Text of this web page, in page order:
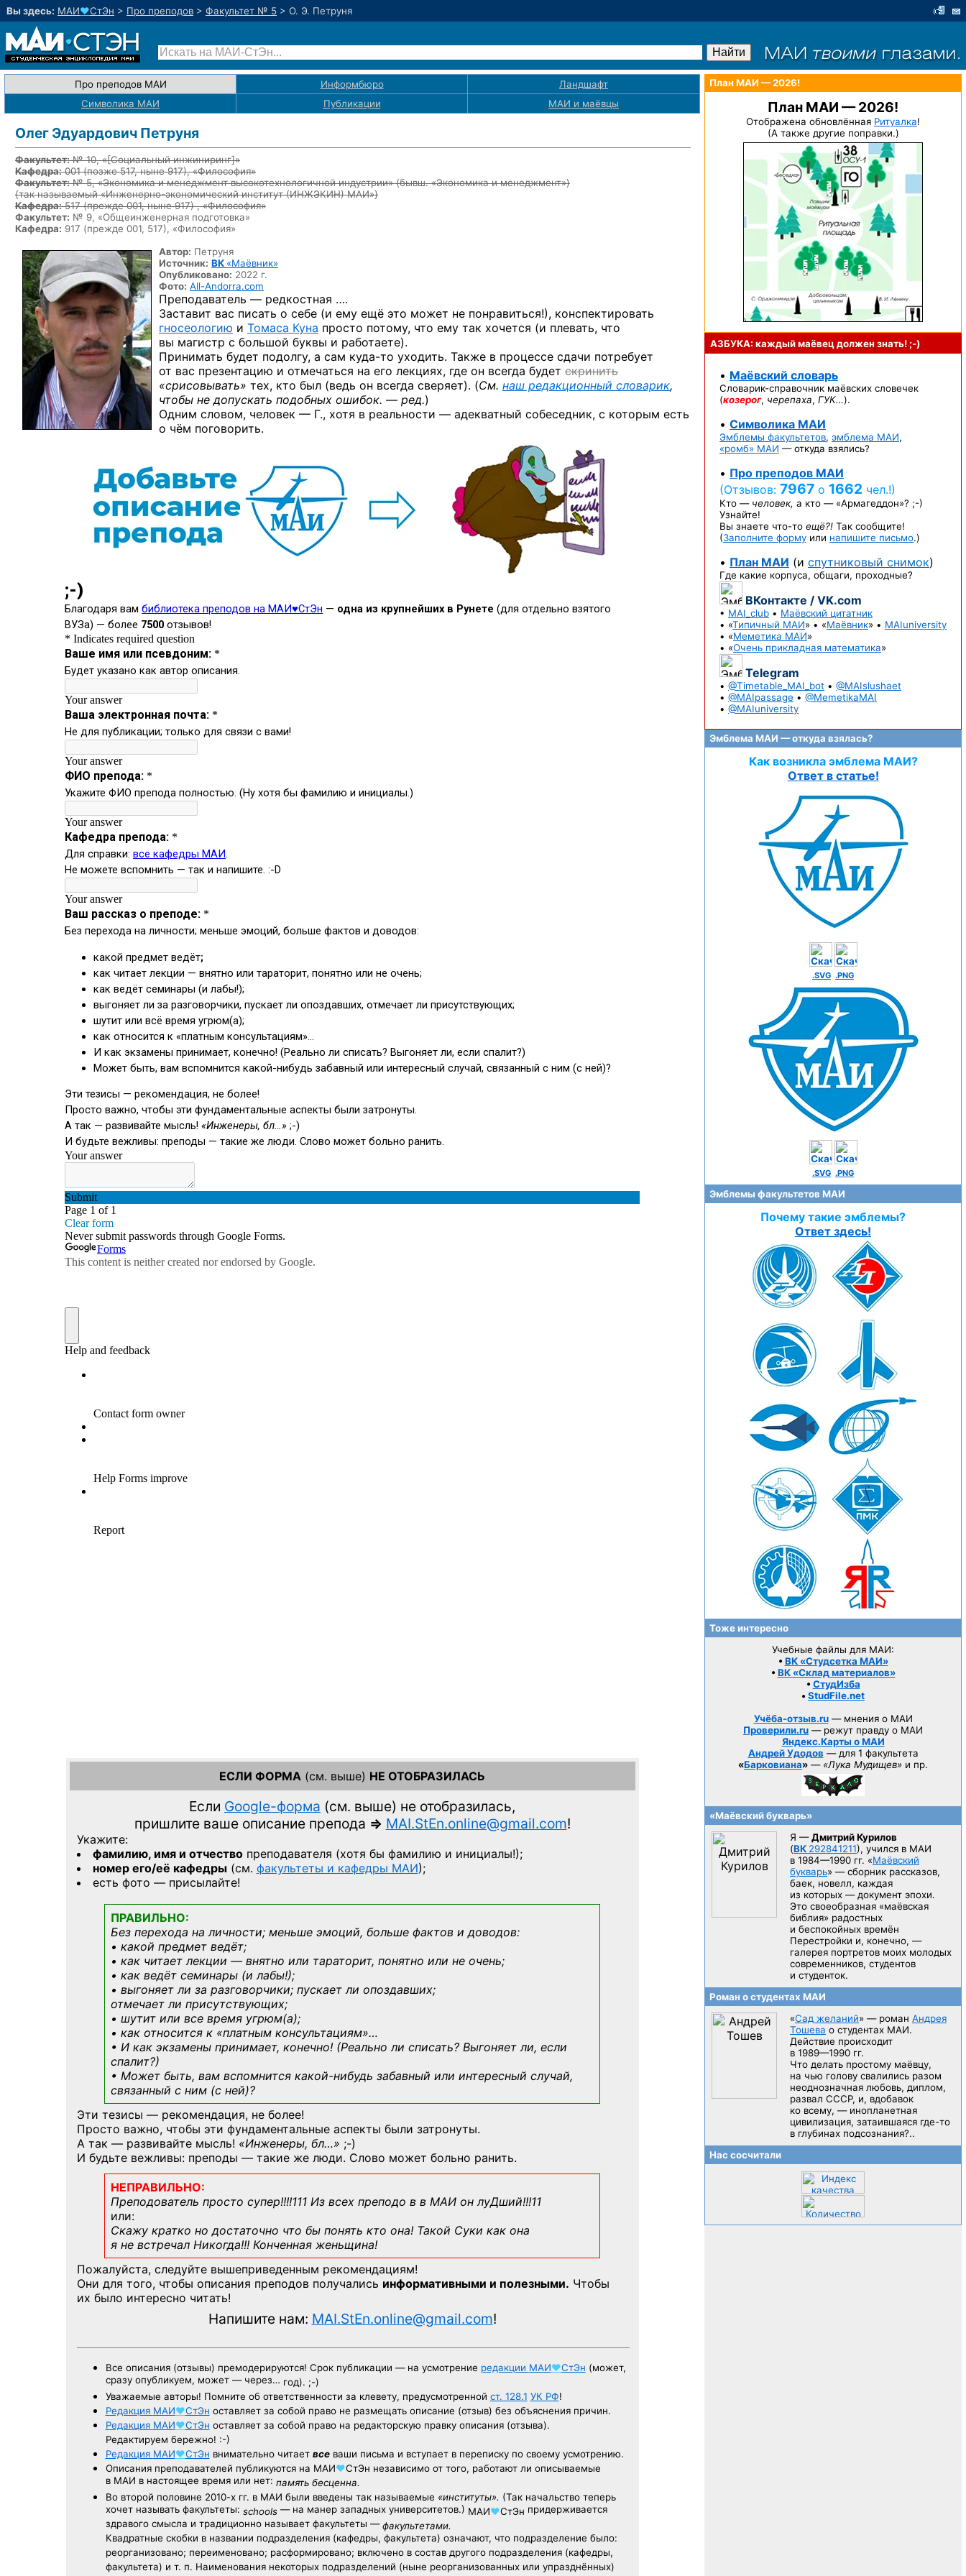
Вы здесь: МАИ♥СтЭн > Про преподов > Факультет № 5 > О. Э. Петруня
Про преподов МАИ Информбюро
Ландшафт
Символика МАИ
Публикации МАИ и маёвцы
Олег Эдуардович Петруня
Факультет:№ 10, «[Социальный инжиниринг]»
Кафедра:001(позже 517, ныне 917), «Философия»
Факультет:№ 5, «Экономика и менеджмент высокотехнологичной индустрии» (бывш. «Экономика и менеджмент»)
{так называемый «Инженерно-экономический институт (ИНЖЭКИН) МАИ»}
Кафедра:517(прежде 001, ныне 917), «Философия»
Факультет: № 9, «Общеинженерная подготовка»
Кафедра: 917 (прежде 001, 517), «Философия»
Автор: Петруня
Источник: ВК «Маёвник»
Опубликовано: 2022 г.
Фото: All-Andorra.com
Преподаватель — редкостная ….
Заставит вас писать о себе (и ему ещё это может не понравиться!), конспектировать
гносеологию и Томаса Куна просто потому, что ему так хочется (и плевать, что
вы магистр с большой буквы и работаете).
Принимать будет подолгу, а сам куда-то уходить. Также в процессе сдачи потребует
от вас презентацию и отмечаться на его лекциях, где он всегда будет скринить
«срисовывать» тех, кто был (ведь он всегда сверяет). (См. наш редакционный словарик,
чтобы не допускать подобных ошибок. — ред.)
Одним словом, человек — Г., хотя в реальности — адекватный собеседник, с которым есть
о чём поговорить.
ЕСЛИ ФОРМА (см. выше) НЕ ОТОБРАЗИЛАСЬ
Если Google-форма (см. выше) не отобразилась,
пришлите ваше описание препода => MAI.StEn.online@gmail.com!
Укажите:
фамилию, имя и отчествопреподавателя (хотя бы фамилию и инициалы!);
номер его/её кафедры(см. факультеты и кафедры МАИ);
есть фото — присылайте!
ПРАВИЛЬНО:
Без перехода на личности; меньше эмоций, больше фактов и доводов:
• какой предмет ведёт;
• как читает лекции — внятно или тараторит, понятно или не очень;
• как ведёт семинары (и лабы!);
• выгоняет ли за разговорчики; пускает ли опоздавших;
отмечает ли присутствующих;
• шутит или все время угрюм(а);
• как относится к «платным консультациям»…
• И как экзамены принимает, конечно! (Реально ли списать? Выгоняет ли, если
спалит?)
• Может быть, вам вспомнится какой-нибудь забавный или интересный случай,
связанный с ним (с ней)?
Эти тезисы — рекомендация, не более!
Просто важно, чтобы эти фундаментальные аспекты были затронуты.
А так — развивайте мысль! «Инженеры, бл…» ;-)
И будьте вежливы: преподы — такие же люди. Слово может больно ранить.
НЕПРАВИЛЬНО:
Преподователь просто супер!!!!111 Из всех преподо в в МАИ он луДший!!!11
или:
Скажу кратко но достаточно что бы понять кто она! Такой Суки как она
я не встречал Никогда!!! Конченная женьщина!
Пожалуйста, следуйте вышеприведенным рекомендациям!
Они для того, чтобы описания преподов получались информативными и полезными. Чтобы
их было интересно читать!
Напишите нам: MAI.StEn.online@gmail.com!
Все описания (отзывы) премодерируются! Срок публикации — на усмотрение редакции МАИ♥СтЭн (может,
сразу опубликуем, может — через… год). ;-)
Уважаемые авторы! Помните об ответственности за клевету, предусмотренной ст. 128.1 УК РФ!
Редакция МАИ♥СтЭн оставляет за собой право не размещать описание (отзыв) без объяснения причин.
Редакция МАИ♥СтЭн оставляет за собой право на редакторскую правку описания (отзыва).
Редактируем бережно! :-)
Редакция МАИ♥СтЭн внимательно читает всеваши письма и вступает в переписку по своему усмотрению.
Описания преподавателей публикуются на МАИ♥СтЭн независимо от того, работают ли описываемые
в МАИ в настоящее время или нет: память бесценна.
Во второй половине 2010-х гг. в МАИ были введены так называемые «институты». (Так начальство теперь
хочет называть факультеты: schools— на манер западных университетов.) МАИ♥СтЭн придерживается
здравого смысла и традиционно называет факультеты —факультетами.
Квадратные скобки в названии подразделения (кафедры, факультета) означают, что подразделение было:
реорганизовано; переименовано; расформировано; включено в состав другого подразделения (кафедры,
факультета) и т. п. Наименования некоторых подразделений (ныне реорганизованных или упразднённых)
План МАИ — 2026!
План МАИ — 2026!
Отображена обновлённая Ритуалка!
(А также другие поправки.)
АЗБУКА: каждый маёвец должензнать! ;-)
• Маёвский словарь
Словарик-справочник маёвских словечек
(козерог, черепаха, ГУК…).
• Символика МАИ
Эмблемы факультетов, эмблема МАИ,
«ромб» МАИ — откуда взялись?
• Про преподов МАИ
(Отзывов: 7967 о 1662 чел.!)
Кто — человек, а кто — «Армагеддон»? ;-)
Узнайте!
Вы знаете что-то ещё?! Так сообщите!
(Заполните форму или напишите письмо.)
• План МАИ (и спутниковый снимок)
Где какие корпуса, общаги, проходные?
ВКонтакте / VK.com
• MAI_club • Маёвский цитатник
• «Типичный МАИ» • «Маёвник» • MAIuniversity
• «Меметика МАИ»
• «Очень прикладная математика»
Telegram
• @Timetable_MAI_bot • @MAIslushaet
• @MAIpassage • @MemetikaMAI
• @MAIuniversity
Эмблема МАИ — откуда взялась?
Как возникла эмблема МАИ?
Ответ в статье!
.SVG .PNG
.SVG .PNG
Эмблемы факультетов МАИ
Почему такие эмблемы?
Ответ здесь!
Тоже интересно
Учебные файлы для МАИ:
• ВК «Студсетка МАИ»
• ВК «Склад материалов»
• СтудИзба
• StudFile.net
Учёба-отзыв.ru— мнения о МАИ
Проверили.ru — режут правду о МАИ
Яндекс.Карты о МАИ
Андрей Удодов — для 1 факультета
«Барковиана» — «Лука Мудищев» и пр.
«Маёвский букварь»
Я —Дмитрий Курилов
(ВК 292841211), учился в МАИ
в 1984—1990 гг. «Маёвский
букварь» — сборник рассказов,
баек, новелл, каждая
из которых — документ эпохи.
Это своеобразная «маёвская
библия» радостных
и беспокойных времён
Перестройки и, конечно, —
галерея портретов моих молодых
современников, студентов
и студенток.
Роман о студентах МАИ
«Сад желаний» — роман Андрея
Тошева о студентах МАИ.
Действие происходит
в 1989—1990 гг.
Что делать простому маёвцу,
на чью голову свалились разом
неоднозначная любовь, диплом,
развал CCCP, и, вдобавок
ко всему, — инопланетная
цивилизация, затаившаяся где-то
в глубинах подсознания?..
Нас сосчитали